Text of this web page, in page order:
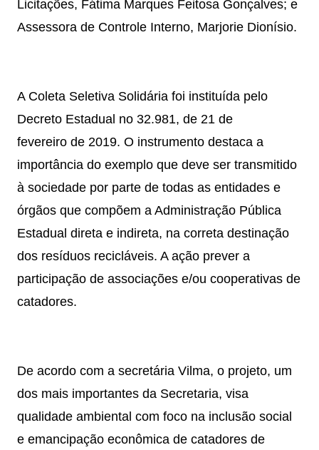
Licitações, Fátima Marques Feitosa Gonçalves; e
Assessora de Controle Interno, Marjorie Dionísio.
A Coleta Seletiva Solidária foi instituída pelo
Decreto Estadual no 32.981, de 21 de
fevereiro de 2019. O instrumento destaca a
importância do exemplo que deve ser transmitido
à sociedade por parte de todas as entidades e
órgãos que compõem a Administração Pública
Estadual direta e indireta, na correta destinação
dos resíduos recicláveis. A ação prever a
participação de associações e/ou cooperativas de
catadores.
De acordo com a secretária Vilma, o projeto, um
dos mais importantes da Secretaria, visa
qualidade ambiental com foco na inclusão social
e emancipação econômica de catadores de